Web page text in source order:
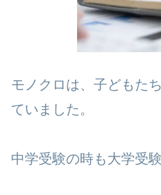
モノクロは、子どもた
ていました。
中学受験の時も大学受